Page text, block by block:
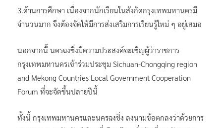
3.ด้านการศึกษา เนื่องจากนักเรียนในสังกัดกรุงเทพมหานครมี
จำนวนมาก จึงต้องจัดให้มีการส่งเสริมการเรียนรู้ใหม่ ๆ อยู่เสมอ
นอกจากนี้ นครฉงชิ่งมีความประสงค์จะเชิญผู้ว่าราชการ
กรุงเทพมหานครเข้าร่วมประชุม Sichuan-Chongqing region
and Mekong Countries Local Government Cooperation
Forum ที่จะจัดขึ้นปลายปีนี้
ทั้งนี้ กรุงเทพมหานครและนครฉงชิ่ง ลงนามข้อตกลงว่าด้วยการ